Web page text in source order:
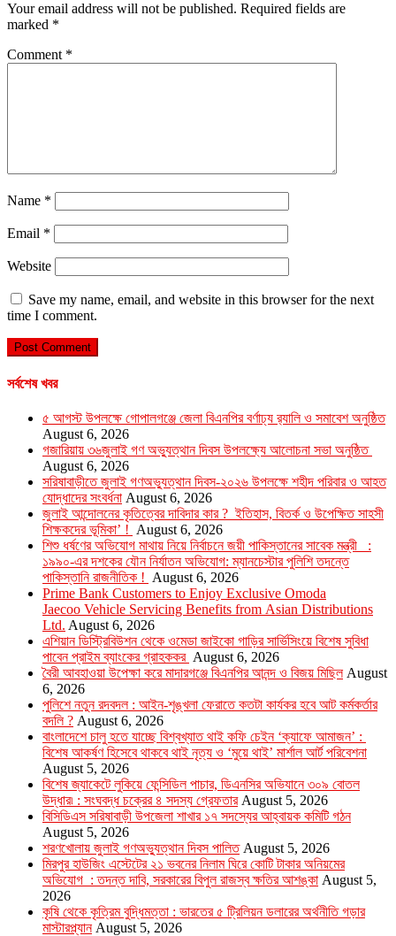
Your email address will not be published. Required fields are
marked *
Comment *
Name *
Email *
Website
Save my name, email, and website in this browser for the next
time I comment.
সর্বশেষ খবর
৫ আগস্ট উপলক্ষে গোপালগঞ্জে জেলা বিএনপির বর্ণাঢ্য র‍্যালি ও সমাবেশ অনুষ্ঠিত
August 6, 2026
গজারিয়ায় ৩৬জুলাই গণ অভ্যুত্থান দিবস উপলক্ষ্যে আলোচনা সভা অনুষ্ঠিত
August 6, 2026
সরিষাবাড়ীতে জুলাই গণঅভ্যুত্থান দিবস-২০২৬ উপলক্ষে শহীদ পরিবার ও আহত
যোদ্ধাদের সংবর্ধনা August 6, 2026
জুলাই আন্দোলনের কৃতিত্বের দাবিদার কার ? ইতিহাস, বিতর্ক ও উপেক্ষিত সাহসী
শিক্ষকদের ভূমিকা’ ! August 6, 2026
শিশু ধর্ষণের অভিযোগ মাথায় নিয়ে নির্বাচনে জয়ী পাকিস্তানের সাবেক মন্ত্রী :
১৯৯০-এর দশকের যৌন নির্যাতন অভিযোগ: ম্যানচেস্টার পুলিশি তদন্তে
পাকিস্তানি রাজনীতিক ! August 6, 2026
Prime Bank Customers to Enjoy Exclusive Omoda
Jaecoo Vehicle Servicing Benefits from Asian Distributions
Ltd. August 6, 2026
এশিয়ান ডিস্ট্রিবিউশন থেকে ওমেডা জাইকো গাড়ির সার্ভিসিংয়ে বিশেষ সুবিধা
পাবেন প্রাইম ব্যাংকের গ্রাহককর August 6, 2026
বৈরী আবহাওয়া উপেক্ষা করে মাদারগঞ্জে বিএনপির আনন্দ ও বিজয় মিছিল August
6, 2026
পুলিশে নতুন রদবদল : আইন-শৃঙ্খলা ফেরাতে কতটা কার্যকর হবে আট কর্মকর্তার
বদলি ? August 6, 2026
​​বাংলাদেশে চালু হতে যাচ্ছে বিশ্বখ্যাত থাই কফি চেইন ‘ক্যাফে আমাজন’ :
বিশেষ আকর্ষণ হিসেবে থাকবে থাই নৃত্য ও ‘মুয়ে থাই’ মার্শাল আর্ট পরিবেশনা
August 5, 2026
বিশেষ জ্যাকেটে লুকিয়ে ফেন্সিডিল পাচার, ডিএনসির অভিযানে ৩০৯ বোতল
উদ্ধার৷ : সংঘবদ্ধ চক্রের ৪ সদস্য গ্রেফতার August 5, 2026
বিসিডিএস সরিষাবাড়ী উপজেলা শাখার ১৭ সদস্যের আহ্বায়ক কমিটি গঠন
August 5, 2026
শরণখোলায় জুলাই গণঅভ্যুত্থান দিবস পালিত August 5, 2026
মিরপুর হাউজিং এস্টেটের ২১ ভবনের নিলাম ঘিরে কোটি টাকার অনিয়মের
অভিযোগ : তদন্ত দাবি, সরকারের বিপুল রাজস্ব ক্ষতির আশঙ্কা August 5,
2026
কৃষি থেকে কৃত্রিম বুদ্ধিমত্তা : ভারতের ৫ ট্রিলিয়ন ডলারের অর্থনীতি গড়ার
মাস্টারপ্ল্যান August 5, 2026